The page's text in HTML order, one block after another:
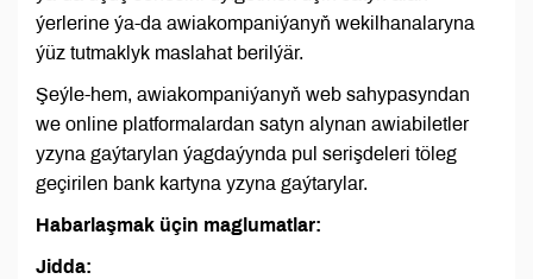
ýerlerine ýa-da awiakompaniýanyň wekilhanalaryna
ýüz tutmaklyk maslahat berilýär.
Şeýle-hem, awiakompaniýanyň web sahypasyndan
we online platformalardan satyn alynan awiabiletler
yzyna gaýtarylan ýagdaýynda pul serişdeleri töleg
geçirilen bank kartyna yzyna gaýtarylar.
Habarlaşmak üçin maglumatlar:
Jidda: